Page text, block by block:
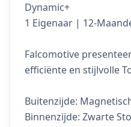
Dynamic+
1 Eigenaar | 12-
Falcomotive
efficiënte en stijlvolle
Buitenzijde:
Binnenzijde: Zwarte